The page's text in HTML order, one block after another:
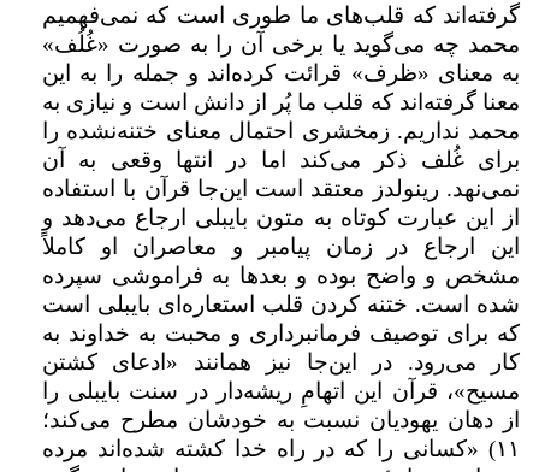
گرفته‌اند که قلب‌های ما طوری است که نمی‌فهمیم
محمد چه می‌گوید یا برخی آن را به صورت «غُلُف»
به معنای «ظرف» قرائت کرده‌اند و جمله را به این
معنا گرفته‌اند که قلب ما پُر از دانش است و نیازی به
محمد نداریم. زمخشری احتمال معنای ختنه‌نشده را
برای غُلف ذکر می‌کند اما در انتها وقعی به آن
نمی‌نهد. رینولدز معتقد است این‌جا قرآن با استفاده
از این عبارت کوتاه به متون بایبلی ارجاع می‌دهد و
این ارجاع در زمان پیامبر و معاصران او کاملاً
مشخص و واضح بوده و بعدها به فراموشی سپرده
شده است. ختنه کردن قلب استعاره‌ای بایبلی است
که برای توصیف فرمانبرداری و محبت به خداوند به
کار می‌رود. در این‌جا نیز همانند «ادعای کشتن
مسیح»، قرآن این اتهامِ ریشه‌دار در سنت بایبلی را
از دهان یهودیان نسبت به خودشان مطرح می‌کند؛
۱۱) «کسانی را که در راه خدا کشته شده‌اند مرده